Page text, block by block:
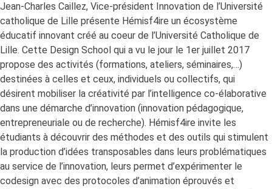
Jean-Charles Caillez, Vice-président Innovation de l’Université
catholique de Lille présente Hémisf4ire un écosystème
éducatif innovant créé au coeur de l’Université Catholique de
Lille. Cette Design School qui a vu le jour le 1er juillet 2017
propose des activités (formations, ateliers, séminaires,…)
destinées à celles et ceux, individuels ou collectifs, qui
désirent mobiliser la créativité par l’intelligence co-élaborative
dans une démarche d’innovation (innovation pédagogique,
entrepreneuriale ou de recherche). Hémisf4ire invite les
étudiants à découvrir des méthodes et des outils qui stimulent
la production d’idées transposables dans leurs problématiques
au service de l’innovation, leurs permet d’expérimenter le
codesign avec des protocoles d’animation éprouvés et